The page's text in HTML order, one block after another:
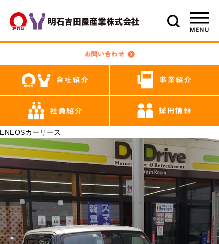
ENEOSカーリース